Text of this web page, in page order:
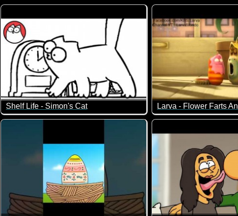
passt es doch ganz gut ;-)
Shelf Life - Simon's Cat
Wo diese Katze ist, geht immer irgendwas kaputt...
Larva - Flower Farts
Zwei nette Kurzfilme